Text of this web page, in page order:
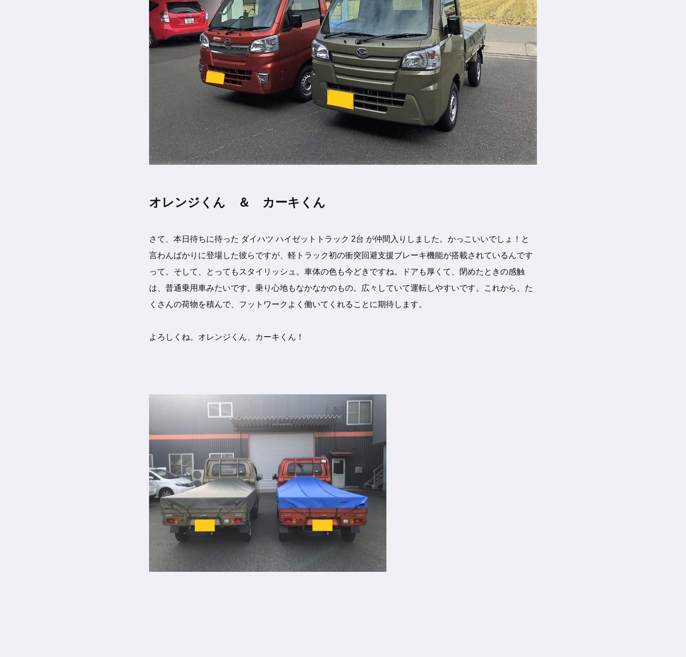
オレンジくん ＆ カーキくん
さて、本日待ちに待った ダイハツ ハイゼットトラック 2台 が仲間入りしました。 かっこいいでしょ！ と
言わんばかりに登場した彼らですが、軽トラック初の衝突回避支援ブレーキ機能が搭載されているんです
って。そして、とってもスタイリッシュ。車体の色も今どきですね。ドアも厚 くて、閉めたときの感触
は、普通乗用車みたいです。乗り心地もなかなかのもの。広々していて運転しやすいです。 これから、た
くさんの荷物を積んで、フット ワークよく 働いてくれることに期待します。
よろしくね。オレンジくん、カーキくん！